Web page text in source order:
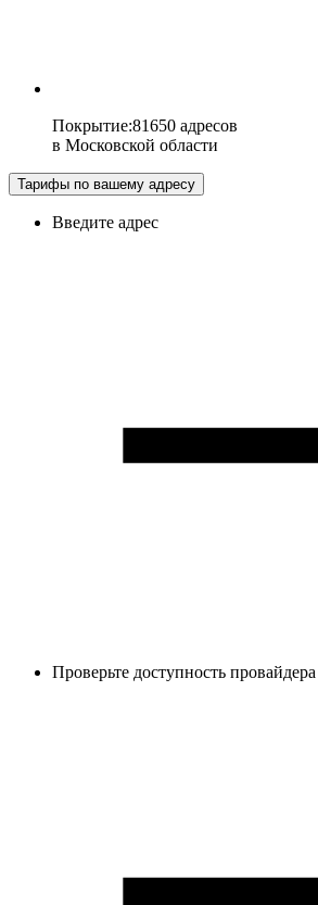
Покрытие:81650 адресов
в Московской области
Тарифы по вашему адресу
Введите адрес
Проверьте доступность